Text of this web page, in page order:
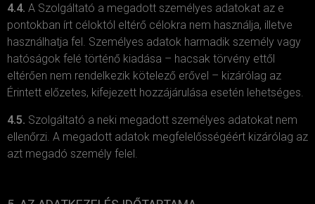
4.4. A Szolgáltató a megadott személyes adatokat az e
pontokban írt céloktól eltérő célokra nem használja, illetve
használhatja fel. Személyes adatok harmadik személy vagy
hatóságok felé történő kiadása – hacsak törvény ettől
eltérően nem rendelkezik kötelező erővel – kizárólag az
Érintett előzetes, kifejezett hozzájárulása esetén lehetséges.
4.5. Szolgáltató a neki megadott személyes adatokat nem
ellenőrzi. A megadott adatok megfelelősségéért kizárólag az
azt megadó személy felel.